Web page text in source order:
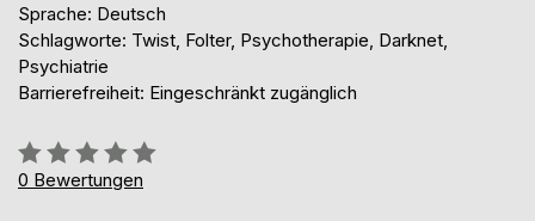
Sprache: Deutsch
Schlagworte: Twist, Folter, Psychotherapie, Darknet,
Psychiatrie
Barrierefreiheit: Eingeschränkt zugänglich
Bewertung::
0%
0 Bewertungen